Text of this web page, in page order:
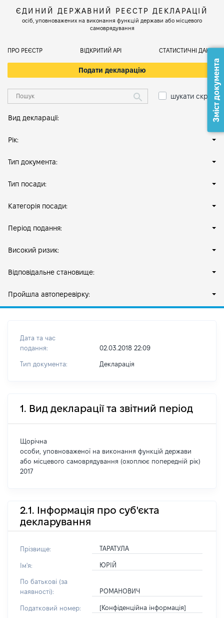
ЄДИНИЙ ДЕРЖАВНИЙ РЕЄСТР ДЕКЛАРАЦІЙ
осіб, уповноважених на виконання функцій держави або місцевого
самоврядування
ПРО РЕЄСТР ВІДКРИТИЙ АРІ СТАТИСТИЧНІ ДАНІ
Подати декларацію
шукати скрізь
Вид декларації:
Рік:
Тип документа:
Тип посади:
Категорія посади:
Період подання:
Високий ризик:
Відповідальне становище:
Пройшла автоперевірку:
Дата та час
подання:
02.03.2018 22:09
Тип документа: Декларація
1. Вид декларації та звітний період
Щорічна
особи, уповноваженої на виконання функцій держави
або місцевого самоврядування (охоплює попередній рік)
2017
2.1. Інформація про суб'єкта
декларування
Прізвище: ТАРАТУЛА
Ім'я: ЮРІЙ
По батькові (за
наявності):
РОМАНОВИЧ
Податковий номер: [Конфіденційна інформація]
Зміст документа